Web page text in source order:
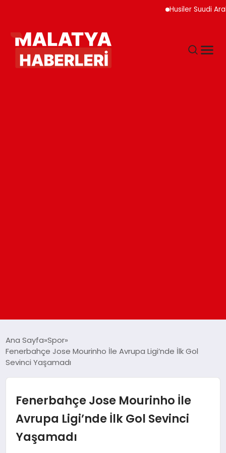
Husiler Suudi
GÜNDEM
DÜNYA
EĞITIM
Ana Sayfa Spor
Fenerbahçe Jose Mourinho İle Avrupa Ligi’nde İlk Gol
Sevinci Yaşamadı
Fenerbahçe Jose Mourinho İle
Avrupa Ligi’nde İlk Gol Sevinci
Yaşamadı